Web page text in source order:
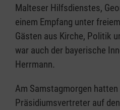
Malteser Hilfsdienstes,
einem Empfang unter
Gästen aus Kirche, Politik
war auch der bayerische
Herrmann.
Am Samstagmorgen
Präsidiumsvertreter auf